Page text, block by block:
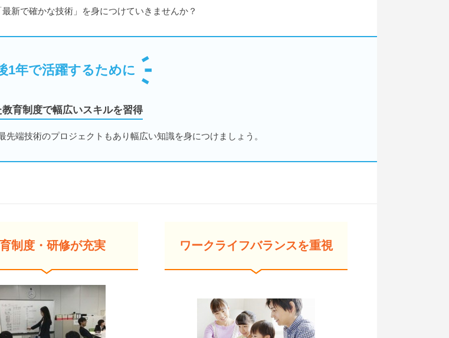
新で確かな技術」を身につけていきませんか？
1年で活躍するために
教育制度で幅広いスキルを習得
端技術のプロジェクトもあり幅広い知識を身につけましょう。
制度・研修が充実 ワークライフバランスを重視